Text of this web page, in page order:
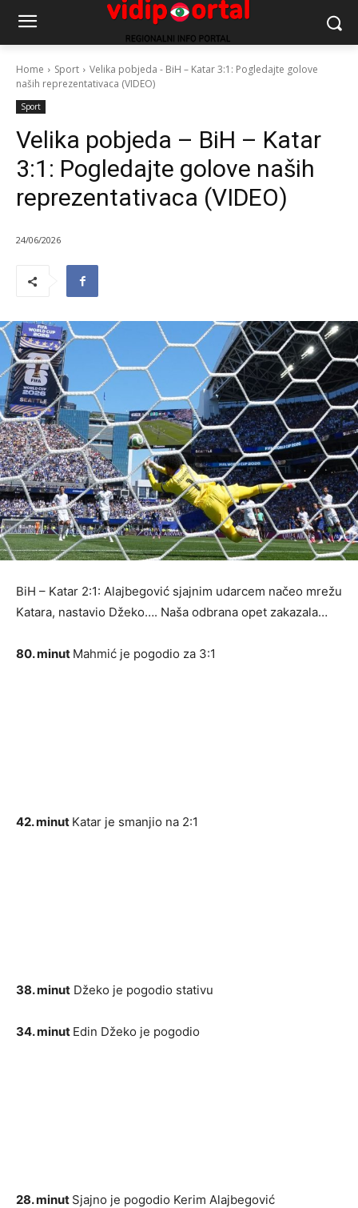
Home Sport
Velika pobjeda - BiH – Katar 3:1: Pogledajte golove
naših reprezentativaca (VIDEO)
Sport
Velika pobjeda – BiH – Katar
3:1: Pogledajte golove naših
reprezentativaca (VIDEO)
24/06/2026
BiH – Katar 2:1: Alajbegović sjajnim udarcem načeo mrežu
Katara, nastavio Džeko…. Naša odbrana opet zakazala…
80. minut Mahmić je pogodio za 3:1
42. minut Katar je smanjio na 2:1
38. minut Džeko je pogodio stativu
34. minut Edin Džeko je pogodio
28. minut Sjajno je pogodio Kerim Alajbegović